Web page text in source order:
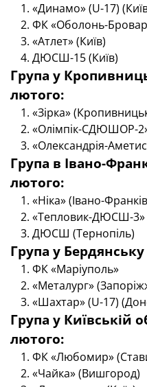
«Динамо» (U-17)
ФК «Оболонь-
«Атлет» (Київ)
ДЮСШ-15 (Київ)
Група у
лютого:
«Зірка»
«Олімпік-СДЮШОР-
«Олександрія-
Група в Івано-
лютого:
«Ніка» (Івано-
«Тепловик-ДЮСШ-3»
ДЮСШ (Тернопіль)
Група у
ФК «Маріуполь»
«Металург»
«Шахтар» (U-17)
Група у Київській
лютого:
ФК «Любомир»
«Чайка» (Вишгород)